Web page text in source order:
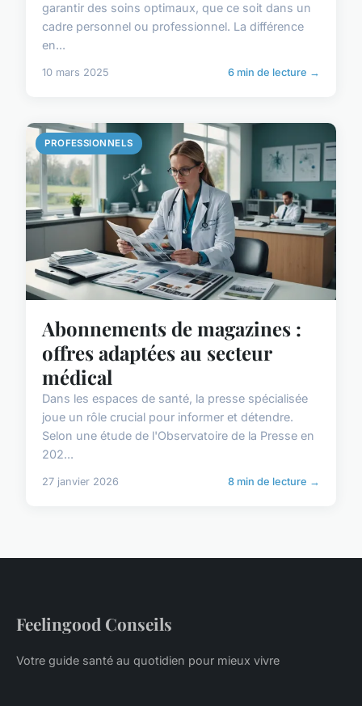
garantir des soins optimaux, que ce soit dans un
cadre personnel ou professionnel. La différence
en...
10 mars 2025 6 min de lecture →
PROFESSIONNELS
Abonnements de magazines :
offres adaptées au secteur
médical
Dans les espaces de santé, la presse spécialisée
joue un rôle crucial pour informer et détendre.
Selon une étude de l'Observatoire de la Presse en
202...
27 janvier 2026 8 min de lecture →
Feelingood Conseils
Votre guide santé au quotidien pour mieux vivre